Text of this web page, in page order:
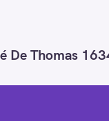
De Thomas